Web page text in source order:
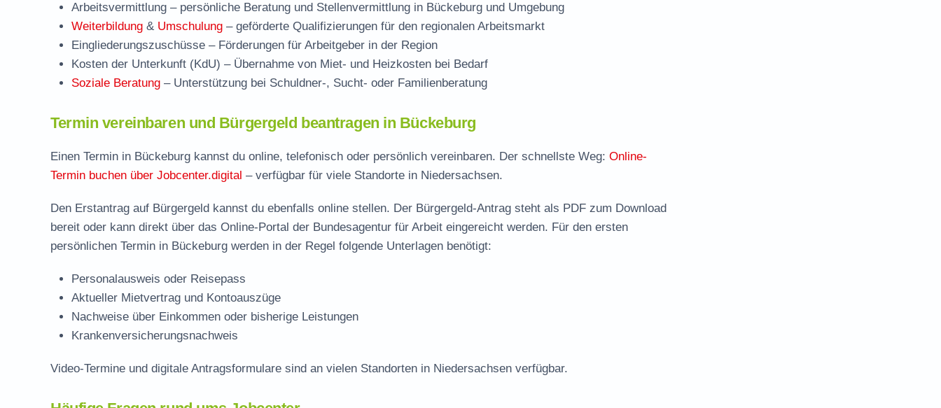
Arbeitsvermittlung – persönliche Beratung und Stellenvermittlung in Bückeburg und Umgebung
Weiterbildung & Umschulung – geförderte Qualifizierungen für den regionalen Arbeitsmarkt
Eingliederungszuschüsse – Förderungen für Arbeitgeber in der Region
Kosten der Unterkunft (KdU) – Übernahme von Miet- und Heizkosten bei Bedarf
Soziale Beratung – Unterstützung bei Schuldner-, Sucht- oder Familienberatung
Termin vereinbaren und Bürgergeld beantragen in Bückeburg
Einen Termin in Bückeburg kannst du online, telefonisch oder persönlich vereinbaren. Der schnellste Weg: Online-
Termin buchen über Jobcenter.digital – verfügbar für viele Standorte in Niedersachsen.
Den Erstantrag auf Bürgergeld kannst du ebenfalls online stellen. Der Bürgergeld-Antrag steht als PDF zum Download
bereit oder kann direkt über das Online-Portal der Bundesagentur für Arbeit eingereicht werden. Für den ersten
persönlichen Termin in Bückeburg werden in der Regel folgende Unterlagen benötigt:
Personalausweis oder Reisepass
Aktueller Mietvertrag und Kontoauszüge
Nachweise über Einkommen oder bisherige Leistungen
Krankenversicherungsnachweis
Video-Termine und digitale Antragsformulare sind an vielen Standorten in Niedersachsen verfügbar.